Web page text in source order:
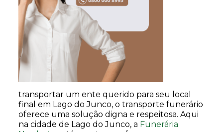
transportar um ente querido para seu local
final em Lago do Junco, o transporte funerário
oferece uma solução digna e respeitosa. Aqui
na cidade de Lago do Junco, a Funerária